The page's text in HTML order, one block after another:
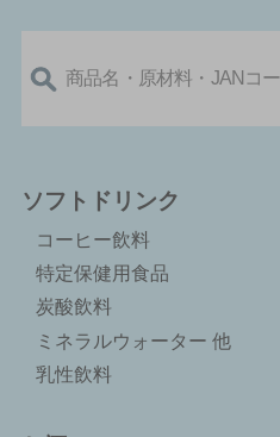
ソフトドリンク
コーヒー飲料
特定保健用食品
炭酸飲料
ミネラルウォーター 他
乳性飲料